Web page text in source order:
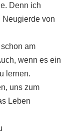
Denn ich
Neugierde von
am
wenn es ein
lernen.
uns zum
Leben